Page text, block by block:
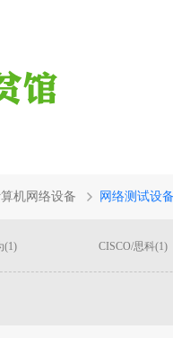
机网络设备 网络测试设
(1) CISCO/思科(1)